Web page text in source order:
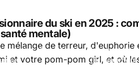
lunettes de protection La
(et
du ski en 2025 :
mentale)
mélange de terreur,
et votre pom-pom girl, et où